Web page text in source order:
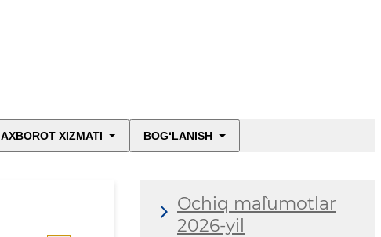
AXBOROT XIZMATI BOG‘LANISH
Ochiq ma`lumotlar
2026-yil